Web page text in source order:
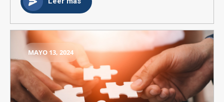
MAYO 13, 2024